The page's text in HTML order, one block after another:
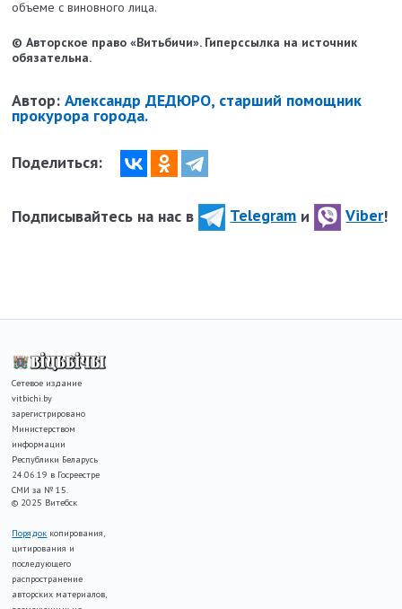
объеме с виновного лица.
© Авторское право «Витьбичи». Гиперссылка на источник
обязательна.
Автор:Александр ДЕДЮРО, старший помощник
прокурора города.
Поделиться:
Подписывайтесь на нас в Telegram и Viber!
Сетевое издание
vitbichi.by
зарегистрировано
Министерством
информации
Республики Беларусь
24.06.19 в Госреестре
СМИ за № 15.
© 2025 Витебск
Порядок копирования,
цитирования и
последующего
распространение
авторских материалов,